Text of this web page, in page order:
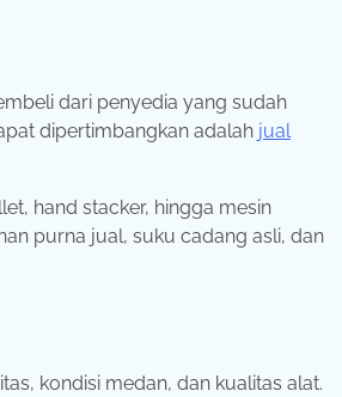
dari penyedia yang sudah
dipertimbangkan adalah jual
hand stacker, hingga mesin
purna jual, suku cadang asli, dan
kondisi medan, dan kualitas alat.